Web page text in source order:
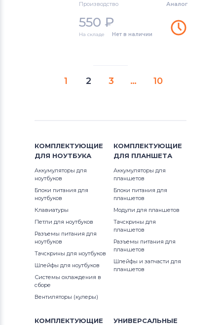
Производство
Аналог
550 ₽
На складе Нет в наличии
1 2 3 … 10
КОМПЛЕКТУЮЩИЕ
ДЛЯ НОУТБУКА
Аккумуляторы для
ноутбуков
Блоки питания для
ноутбуков
Клавиатуры
Петли для ноутбуков
Разъемы питания для
ноутбуков
Тачскрины для ноутбуков
Шлейфы для ноутбуков
Системы охлаждения в
сборе
Вентиляторы (кулеры)
КОМПЛЕКТУЮЩИЕ
ДЛЯ ПЛАНШЕТА
Аккумуляторы для
планшетов
Блоки питания для
планшетов
Модули для планшетов
Тачскрины для
планшетов
Разъемы питания для
планшетов
Шлейфы и запчасти для
планшетов
КОМПЛЕКТУЮЩИЕ
УНИВЕРСАЛЬНЫЕ